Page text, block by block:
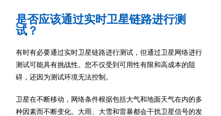
是否应该通过实时卫星链路进行测
试？
有时有必要通过实时卫星链路进行测试，但通过卫星网络进行
测试可能具有挑战性。您不仅受到可用性有限和高成本的阻
碍，还因为测试环境无法控制。
卫星在不断移动，网络条件根据包括大气和地面天气在内的多
种因素而不断变化。大雨、大雪和雷暴都会干扰卫星信号的发